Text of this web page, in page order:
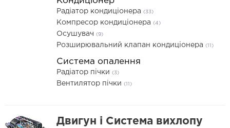
Радіатор кондиціонера (33)
Компресор кондиціонера (4)
Осушувач (9)
Розширювальний клапан кондиціонера (11)
Система опалення
Радіатор пічки (3)
Вентилятор пічки (11)
Двигун і Система вихлопу